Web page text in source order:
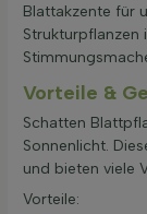
Blattakzente für
Strukturpflanzen
Vorteile &
Schatten
Sonnenlicht.
und bieten viele
Vorteile: